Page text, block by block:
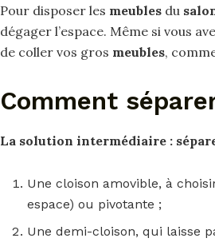
Pour disposer les meubles du
dégager l’espace. Même si vous
de coller vos gros meubles,
Comment
La solution intermédiaire :
Une cloison amovible, à
espace) ou pivotante ;
Une demi-cloison, qui laisse